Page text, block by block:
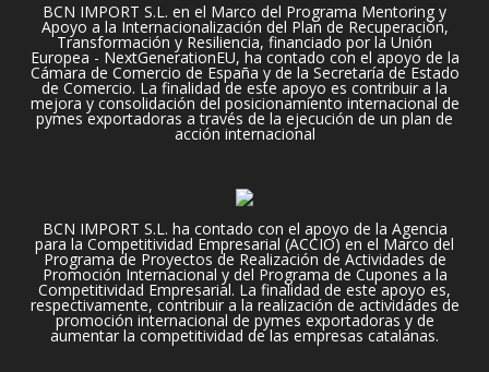
BCN IMPORT S.L. en el Marco del Programa Mentoring y
Apoyo a la Internacionalización del Plan de Recuperación,
Transformación y Resiliencia, financiado por la Unión
Europea - NextGenerationEU, ha contado con el apoyo de la
Cámara de Comercio de España y de la Secretaría de Estado
de Comercio. La finalidad de este apoyo es contribuir a la
mejora y consolidación del posicionamiento internacional de
pymes exportadoras a través de la ejecución de un plan de
acción internacional
BCN IMPORT S.L. ha contado con el apoyo de la Agencia
para la Competitividad Empresarial (ACCIO) en el Marco del
Programa de Proyectos de Realización de Actividades de
Promoción Internacional y del Programa de Cupones a la
Competitividad Empresarial. La finalidad de este apoyo es,
respectivamente, contribuir a la realización de actividades de
promoción internacional de pymes exportadoras y de
aumentar la competitividad de las empresas catalanas.